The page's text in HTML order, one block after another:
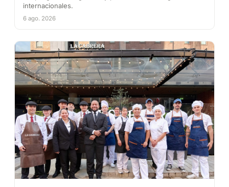
internacionales.
6 ago. 2026